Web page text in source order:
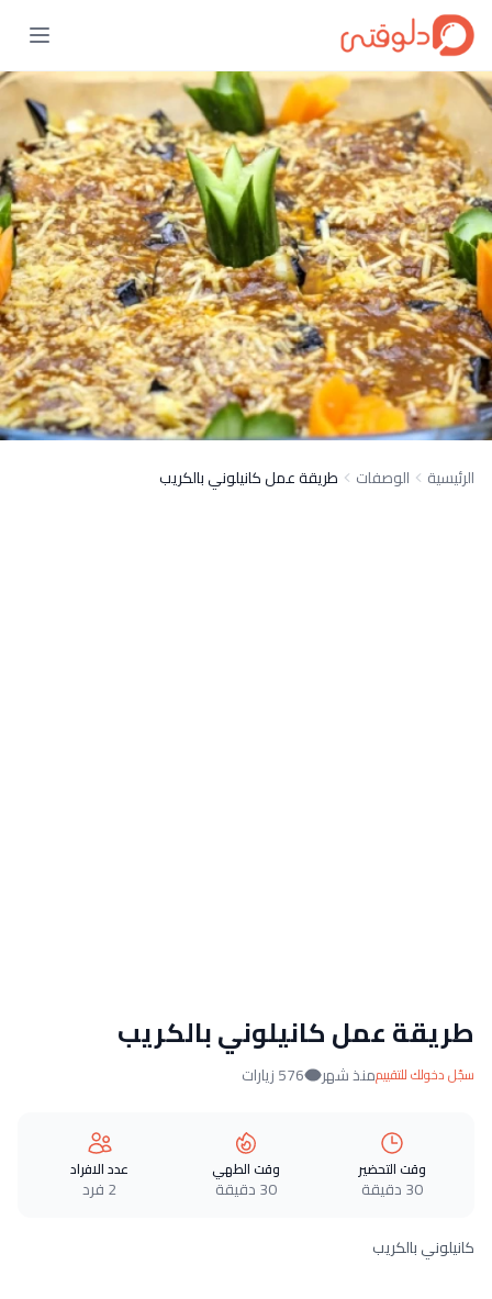
الرئيسية الوصفات طريقة عمل كانيلوني بالكريب
طريقة عمل كانيلوني بالكريب
سجّل دخولك للتقييممنذ شهر 576 زيارات
وقت التحضير
30 دقيقة
وقت الطهي
30 دقيقة
عدد الافراد
2 فرد
كانيلوني بالكريب